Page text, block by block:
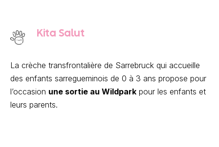
Kita Salut
La crèche transfrontalière de Sarrebruck qui accueille
des enfants sarregueminois de 0 à 3 ans propose pour
l’occasion une sortie au Wildpark pour les enfants et
leurs parents.